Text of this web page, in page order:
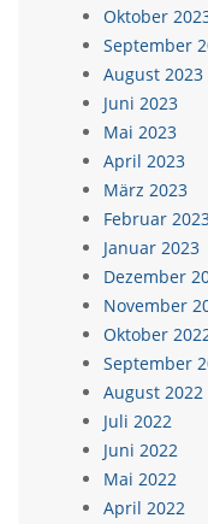
Oktober
September
August 2023
Juni 2023
Mai 2023
April 2023
März 2023
Februar
Januar 2023
Dezember
November
Oktober
September
August 2022
Juli 2022
Juni 2022
Mai 2022
April 2022